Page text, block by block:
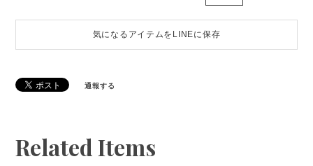
気になるアイテムをLINEに保存
通報する
Related Items